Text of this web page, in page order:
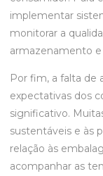
implementar
monitorar a
armazenamento
Por fim, a falta de
expectativas dos
significativo.
sustentáveis e às
relação às
acompanhar as